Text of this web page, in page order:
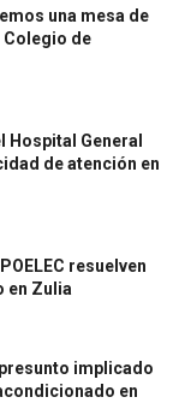
una mesa de
Colegio de
Hospital General
de atención en
resuelven
en Zulia
implicado
en